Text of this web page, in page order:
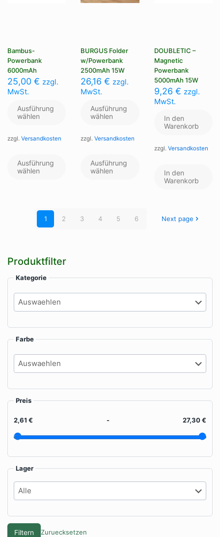
Bambus-
Powerbank
6000mAh
25,00 € zzgl.
MwSt.
Ausführung
wählen
zzgl. Versandkosten
Ausführung
wählen
Optionen
BURGUS Folder
w/Powerbank
2500mAh 15W
26,16€ zzgl.
MwSt.
Ausführung
wählen
zzgl.Versandkosten
Ausführung
wählen
Dieses
mehrere
Optionen
DOUBLETIC –
Magnetic
Powerbank
5000mAh 15W
9,26 € zzgl.
MwSt.
In den
Warenkorb
zzgl. Versandkosten
In den
Warenkorb
1 2 3 4 5 6 Next page
Produktfilter
Kategorie
Farbe
Preis
2,61 € - 27,30 €
Lager
Filtern Zuruecksetzen